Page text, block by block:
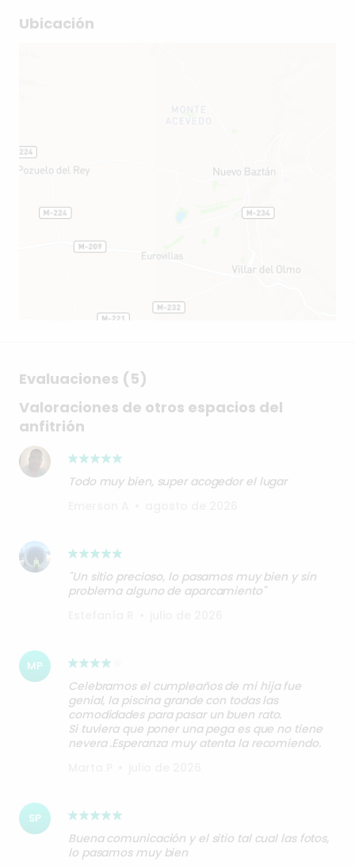
Ubicación
Evaluaciones (5)
Valoraciones de otros espacios del
anfitrión
Todo muy bien, super acogedor el lugar
"Un sitio precioso, lo pasamos muy bien y sin
problema alguno de aparcamiento"
MP
Celebramos el cumpleaños de mi hija fue
genial, la piscina grande con todas las
comodidades para pasar un buen rato.
Si tuviera que poner una pega es que no tiene
nevera .Esperanza muy atenta la recomiendo.
SP
Buena comunicación y el sitio tal cual las fotos,
lo pasamos muy bien